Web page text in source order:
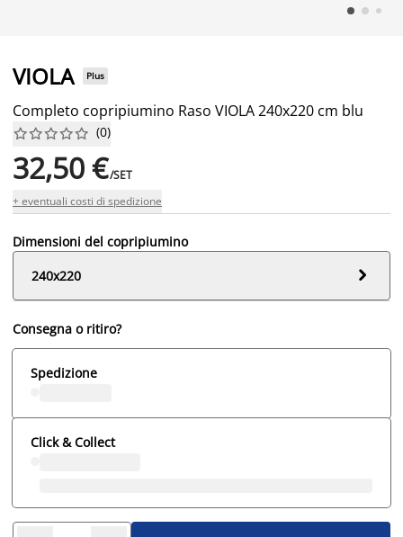
VIOLA Plus
Completo copripiumino Raso VIOLA 240x220 cm blu





 (0)
32,50 €/SET
+ eventuali costi di spedizione
Dimensioni del copripiumino
240x220

Consegna o ritiro?
Spedizione
Click & Collect